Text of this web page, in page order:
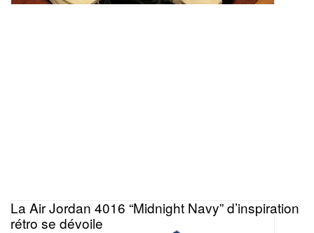
La Air Jordan 4016 “Midnight Navy” d’inspiration
rétro se dévoile